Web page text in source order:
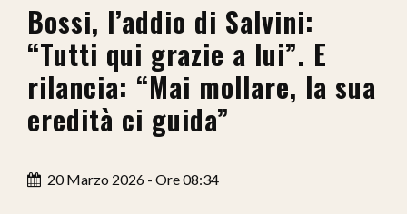
Giudiziaria
Politica
Sport
Sanità
Bossi, l’addio di Salvini:
“Tutti qui grazie a lui”. E
rilancia: “Mai mollare, la sua
eredità ci guida”
20 Marzo 2026 - Ore 08:34